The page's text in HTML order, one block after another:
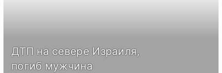
ДТП на севере Израиля,
погиб мужчина